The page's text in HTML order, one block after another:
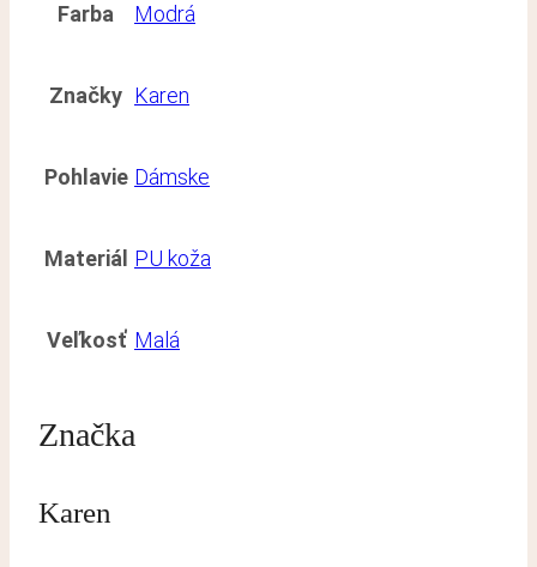
Farba Modrá
Značky Karen
Pohlavie Dámske
Materiál PU koža
Veľkosť Malá
Značka
Karen